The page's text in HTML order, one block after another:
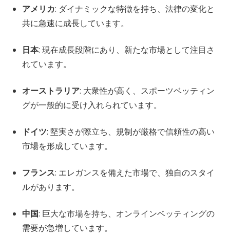
アメリカ: ダイナミックな特徴を持ち、法律の変化と
共に急速に成長しています。
日本: 現在成長段階にあり、新たな市場として注目さ
れています。
オーストラリア: 大衆性が高く、スポーツベッティン
グが一般的に受け入れられています。
ドイツ: 堅実さが際立ち、規制が厳格で信頼性の高い
市場を形成しています。
フランス: エレガンスを備えた市場で、独自のスタイ
ルがあります。
中国: 巨大な市場を持ち、オンラインベッティングの
需要が急増しています。